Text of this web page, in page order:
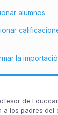
alumnos
la
de
a los padres del